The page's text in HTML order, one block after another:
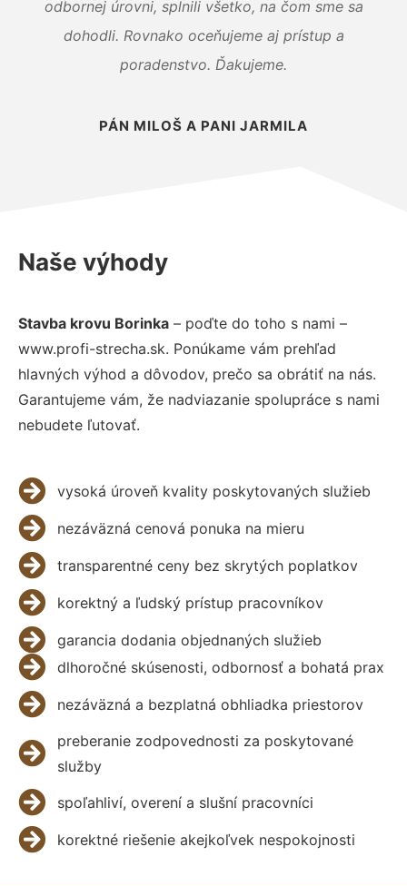
odbornej úrovni, splnili všetko, na čom sme sa
dohodli. Rovnako oceňujeme aj prístup a
poradenstvo. Ďakujeme.
PÁN MILOŠ A PANI JARMILA
Naše výhody
Stavba krovu Borinka – poďte do toho s nami –
www.profi-strecha.sk. Ponúkame vám prehľad
hlavných výhod a dôvodov, prečo sa obrátiť na nás.
Garantujeme vám, že nadviazanie spolupráce s nami
nebudete ľutovať.
vysoká úroveň kvality poskytovaných služieb
nezáväzná cenová ponuka na mieru
transparentné ceny bez skrytých poplatkov
korektný a ľudský prístup pracovníkov
garancia dodania objednaných služieb
dlhoročné skúsenosti, odbornosť a bohatá prax
nezáväzná a bezplatná obhliadka priestorov
preberanie zodpovednosti za poskytované
služby
spoľahliví, overení a slušní pracovníci
korektné riešenie akejkoľvek nespokojnosti